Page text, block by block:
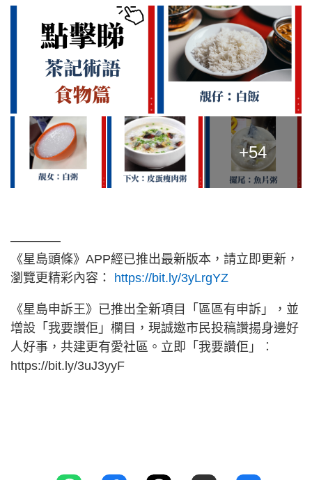
+54
————
《星島頭條》APP經已推出最新版本，請立即更新，
瀏覽更精彩內容： https://bit.ly/3yLrgYZ
《星島申訴王》已推出全新項目「區區有申訴」，並
增設「我要讚佢」欄目，現誠邀市民投稿讚揚身邊好
人好事，共建更有愛社區。立即「我要讚佢」︰
https://bit.ly/3uJ3yyF